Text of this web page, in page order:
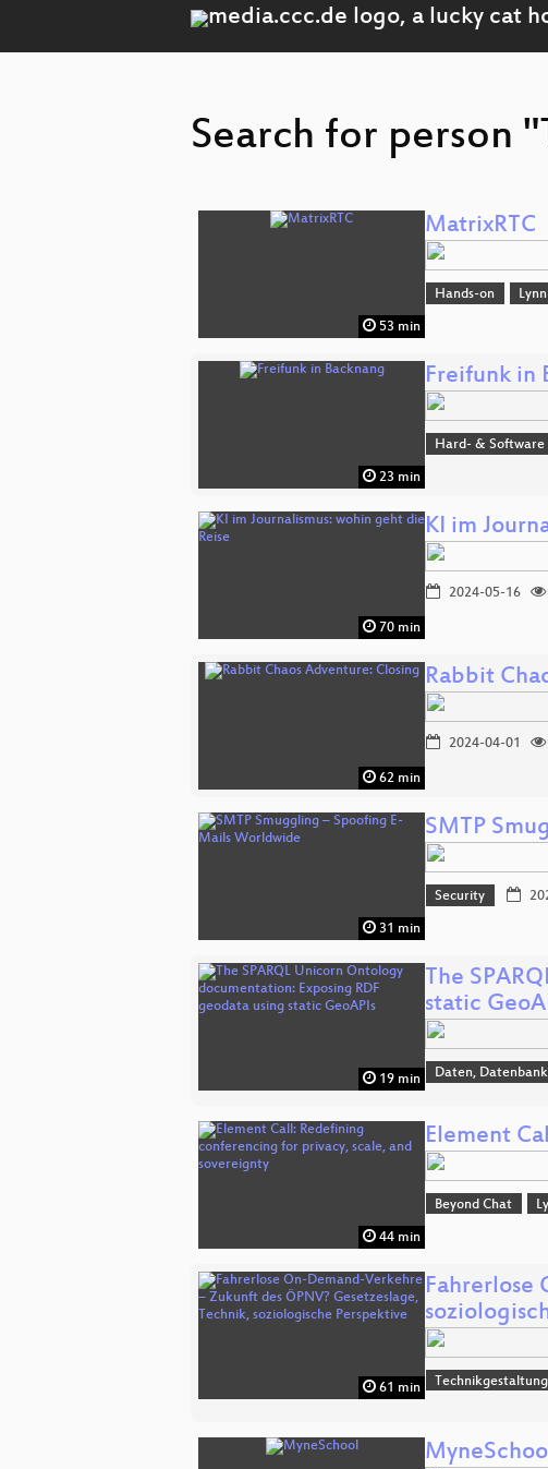
Search for person
53 min
MatrixRTC
Hands-on
23 min
Freifunk in
Hard- & Software
70 min
KI im
2024-05-16
62 min
Rabbit
2024-04-01
31 min
SMTP
Security
19 min
The
static
Daten,
44 min
Element
Beyond Chat
61 min
Fahrerlose